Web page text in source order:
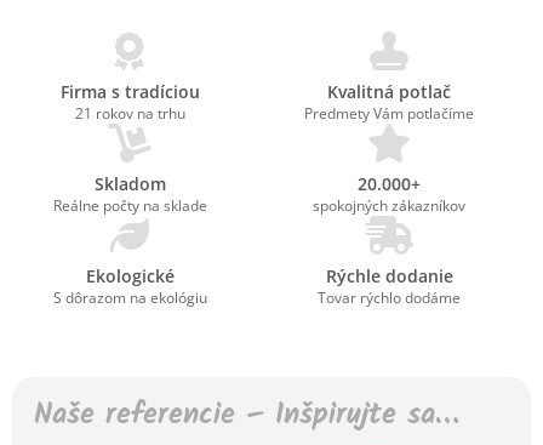
Firma s tradíciou
21 rokov na trhu
Kvalitná potlač
Predmety Vám potlačíme
Skladom
Reálne počty na sklade
20.000+
spokojných zákazníkov
Ekologické
S dôrazom na ekológiu
Rýchle dodanie
Tovar rýchlo dodáme
Naše referencie – Inšpirujte sa…